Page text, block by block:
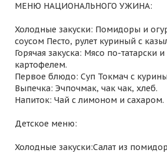
МЕНЮ НАЦИОНАЛЬНОГО УЖИНА:
Холодные закуски: Помидоры и
соусом Песто, рулет куриный с
Горячая закуска: Мясо по-татарски
картофелем.
Первое блюдо: Суп Токмач с
Выпечка: Эчпочмак, чак чак, хлеб.
Напиток: Чай с лимоном и сахаром.
Детское меню:
Холодные закуски:Салат из